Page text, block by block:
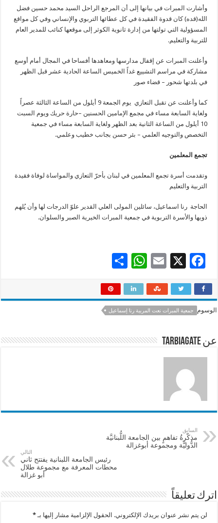
وأشارت المبرات في بيانها إلى أن المرجع الراحل السيد محمد حسين فضل
الله(قده) كان قدوة الفقيدة في كل عطائها التربوي والإنساني وفي كل مواقع
المسؤولية التي تولتها من إدارة ثانوية الكوثر إلى موقعها كنائب للمدير العام
للتربية والتعليم.
وأعلنت المبرات عن إقفال مدارسها ومعاهدها أفساحا في المجال أمام أوسع
مشاركة في مراسم التشييع غداً الخميس الساعة الحادية عشر قبل الظهر
في بلدتها شحور – قضاء صور
كما وأعلنت عن تقبل التعازي يوم الجمعة 9 أيلول من الساعة الثالثة عصراً
ولغاية السابعة مساء في مجمع الإمامين الحسنين –حارة حريك ويوم السبت
10 أيلول من الساعة الثانية بعد الظهر ولغاية السابعة مساء في جمعية
التخصص والتوجيه العلمي – بئر حسن بجانب خطيب وعلمي.
تجمع المعلمين
وتقدمت أسرة ‎تجمع المعلمين في لبنان بأحرّ التعازي والمواساة لوفاة فقيدة
التربية والتعليم
الحاجة ‎ رنا اسماعيل، سائلين المولى العلي القدير علوّ الدرجات لها وأن يُلهم
ذويها والأسرة التربوية في جمعية المبرات الخيرية الصبر والسلوان.
F
e
b
o
k
X
E
ai
l
W
at
sA
p
ar
e
الوسوم جمعية المبرات نعت المربية رنا إسماعيل
عن tarbiagate
السابق
مذكّرةُ تفاهمٍ بين الجامعة اللُّبنانيَّة
الدُّوليَّة ومجموعة أبوغزالة
التالي
رئيس الجامعة اللبنانية يفتتح ثاني
محطات المعرفة مع مجموعة طلال
أبو غزالة
اترك تعليقاً
لن يتم نشر عنوان بريدك الإلكتروني. الحقول الإلزامية مشار إليها بـ*